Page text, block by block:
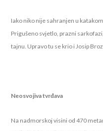
Iako niko nije sahranjen u
Prigušeno svjetlo, prazni
tajnu. Upravo tu se krio i Josip
Neosvojiva tvrđava
Na nadmorskoj visini od 470